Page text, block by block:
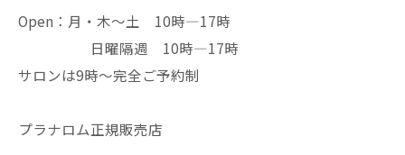
Open：月・木〜土 10時—17時
日曜隔週 10時—17時
サロンは9時〜完全ご予約制
プラナロム正規販売店